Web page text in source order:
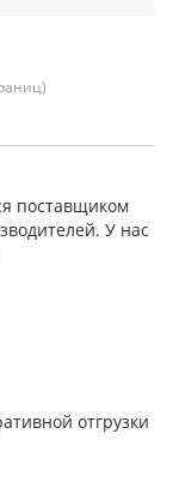
поставщиком
У нас
отгрузки